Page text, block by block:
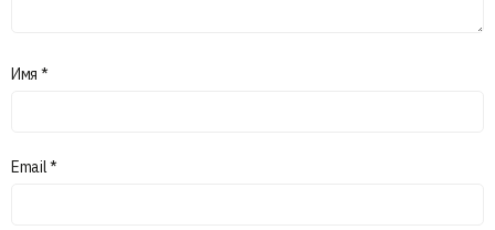
Имя *
Email*